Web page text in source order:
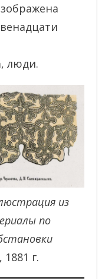
люди.
из
по
1881 г.